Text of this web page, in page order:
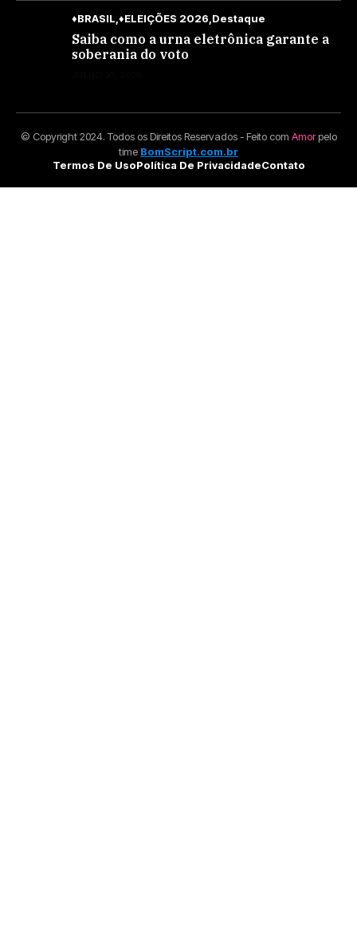
♦BRASIL ♦ELEIÇÕES 2026 Destaque
Saiba como a urna eletrônica garante a
soberania do voto
© Copyright 2024. Todos os Direitos Reservados - Feito com Amorpelo
time BomScript.com.br
Termos De UsoPolítica De PrivacidadeContato